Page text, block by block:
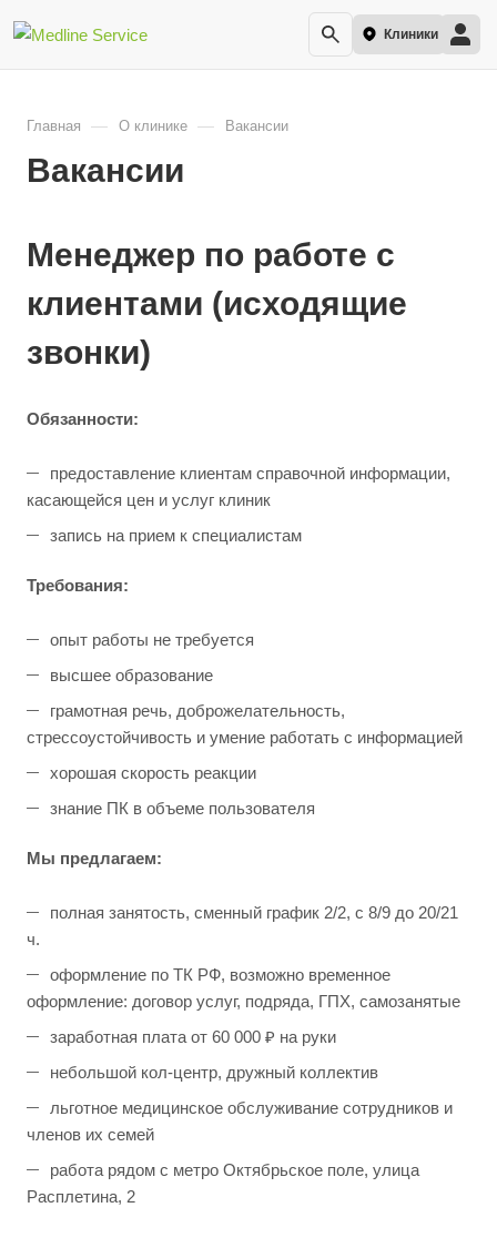
Клиники
Главная — О клинике — Вакансии
Вакансии
Менеджер по работе с
клиентами (исходящие
звонки)
Обязанности:
предоставление клиентам справочной информации,
касающейся цен и услуг клиник
запись на прием к специалистам
Требования:
опыт работы не требуется
высшее образование
грамотная речь, доброжелательность,
стрессоустойчивость и умение работать с информацией
хорошая скорость реакции
знание ПК в объеме пользователя
Мы предлагаем:
полная занятость, сменный график 2/2, с 8/9 до 20/21
ч.
оформление по ТК РФ, возможно временное
оформление: договор услуг, подряда, ГПХ, самозанятые
заработная плата от 60 000 ₽ на руки
небольшой кол-центр, дружный коллектив
льготное медицинское обслуживание сотрудников и
членов их семей
работа рядом с метро Октябрьское поле, улица
Расплетина, 2